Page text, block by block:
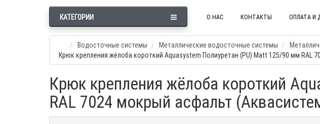
КАТЕГОРИИ О НАС КОНТАКТЫ ОПЛАТА И
Водосточные системы Металлические водосточные системы
Крюк крепления жёлоба короткий Aquasystem Полиуретан (PU) Matt 125/90 мм RAL
Крюк крепления жёлоба короткий
RAL 7024 мокрый асфальт